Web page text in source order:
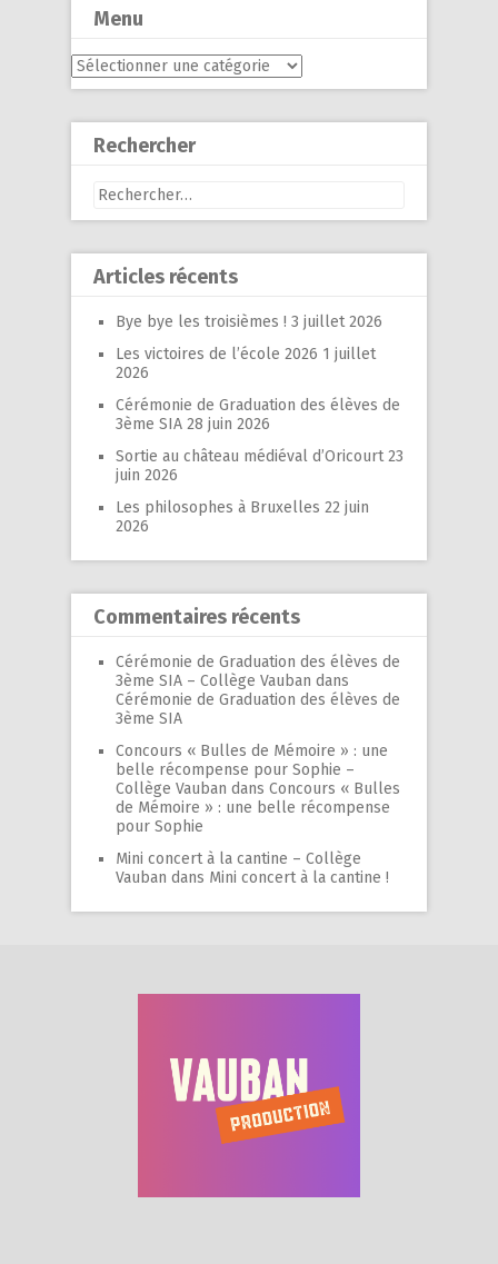
Menu
Menu
Rechercher
Rechercher :
Articles récents
Bye bye les troisièmes ! 3 juillet 2026
Les victoires de l’école 2026 1 juillet
2026
Cérémonie de Graduation des élèves de
3ème SIA 28 juin 2026
Sortie au château médiéval d’Oricourt 23
juin 2026
Les philosophes à Bruxelles 22 juin
2026
Commentaires récents
Cérémonie de Graduation des élèves de
3ème SIA – Collège Vauban dans
Cérémonie de Graduation des élèves de
3ème SIA
Concours « Bulles de Mémoire » : une
belle récompense pour Sophie –
Collège Vauban dans Concours « Bulles
de Mémoire » : une belle récompense
pour Sophie
Mini concert à la cantine – Collège
Vauban dans Mini concert à la cantine !